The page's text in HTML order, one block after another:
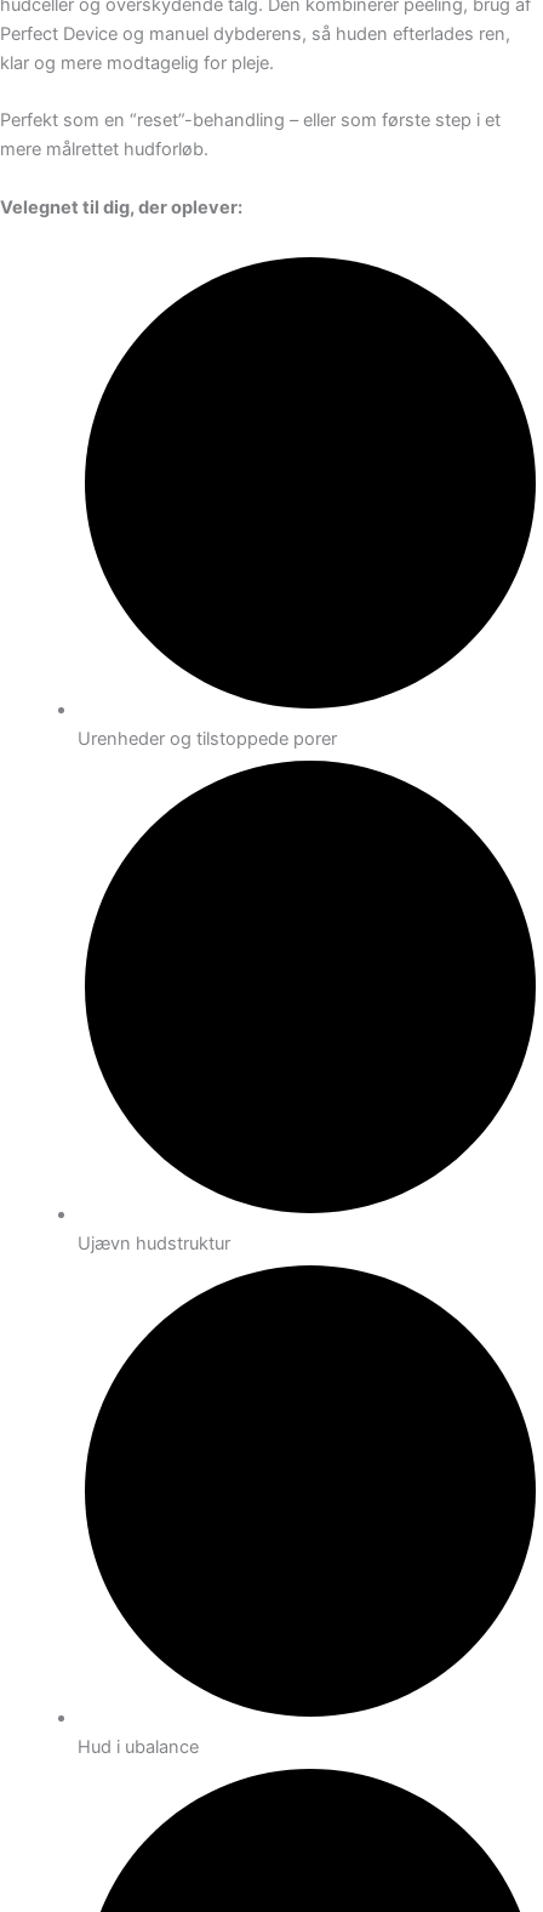
hudceller og overskydende talg. Den kombinerer peeling, brug af
Perfect Device og manuel dybderens, så huden efterlades ren,
klar og mere modtagelig for pleje.
Perfekt som en “reset”-behandling – eller som første step i et
mere målrettet hudforløb.
Velegnet til dig, der oplever:
Urenheder og tilstoppede porer
Ujævn hudstruktur
Hud i ubalance